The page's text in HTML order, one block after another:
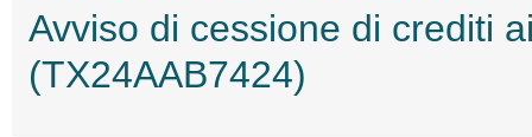
Avviso di cessione di crediti
(TX24AAB7424)